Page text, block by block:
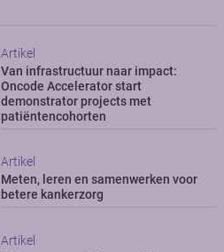
Artikel
Van infrastructuur naar impact:
Oncode Accelerator start
demonstrator projects met
patiëntencohorten
Artikel
Meten, leren en samenwerken voor
betere kankerzorg
Artikel